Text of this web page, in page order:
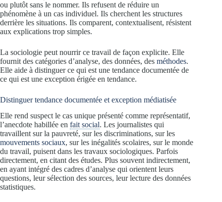
ou plutôt sans le nommer. Ils refusent de réduire un
phénomène à un cas individuel. Ils cherchent les structures
derrière les situations. Ils comparent, contextualisent, résistent
aux explications trop simples.
La sociologie peut nourrir ce travail de façon explicite. Elle
fournit des catégories d’analyse, des données, des méthodes.
Elle aide à distinguer ce qui est une tendance documentée de
ce qui est une exception érigée en tendance.
Distinguer tendance documentée et exception médiatisée
Elle rend suspect le cas unique présenté comme représentatif,
l’anecdote habillée en fait social. Les journalistes qui
travaillent sur la pauvreté, sur les discriminations, sur les
mouvements sociaux, sur les inégalités scolaires, sur le monde
du travail, puisent dans les travaux sociologiques. Parfois
directement, en citant des études. Plus souvent indirectement,
en ayant intégré des cadres d’analyse qui orientent leurs
questions, leur sélection des sources, leur lecture des données
statistiques.